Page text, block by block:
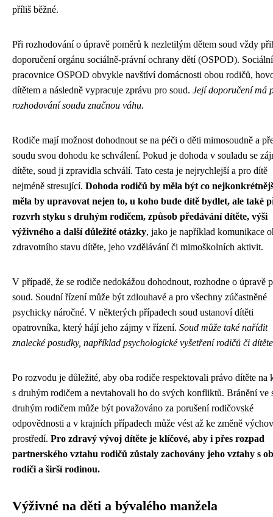
příliš běžné.
Při rozhodování o úpravě poměrů k nezletilým dětem soud vždy
doporučení orgánu sociálně-právní ochrany dětí (OSPOD). Sociální
pracovnice OSPOD obvykle navštíví domácnosti obou rodičů,
dítětem a následně vypracuje zprávu pro soud. Její doporučení má
rozhodování soudu značnou váhu.
Rodiče mají možnost dohodnout se na péči o děti mimosoudně a
soudu svou dohodu ke schválení. Pokud je dohoda v souladu se
dítěte, soud ji zpravidla schválí. Tato cesta je nejrychlejší a pro dítě
nejméně stresující. Dohoda rodičů by měla být co
měla by upravovat nejen to, u koho bude dítě bydlet, ale také
rozvrh styku s druhým rodičem, způsob předávání dítěte, výši
výživného a další důležité otázky, jako je například komunikace
zdravotního stavu dítěte, jeho vzdělávání či mimoškolních aktivit.
V případě, že se rodiče nedokážou dohodnout, rozhodne o úpravě
soud. Soudní řízení může být zdlouhavé a pro všechny zúčastněné
psychicky náročné. V některých případech soud ustanoví dítěti
opatrovníka, který hájí jeho zájmy v řízení. Soud může také nařídit
znalecké posudky, například psychologické vyšetření rodičů či
Po rozvodu je důležité, aby oba rodiče respektovali právo dítěte na
s druhým rodičem a nevtahovali ho do svých konfliktů. Bránění ve
druhým rodičem může být považováno za porušení rodičovské
odpovědnosti a v krajních případech může vést až ke změně
prostředí. Pro zdravý vývoj dítěte je klíčové, aby i přes rozpad
partnerského vztahu rodičů zůstaly zachovány jeho vztahy s
rodiči a širší rodinou.
Výživné na děti a bývalého manžela